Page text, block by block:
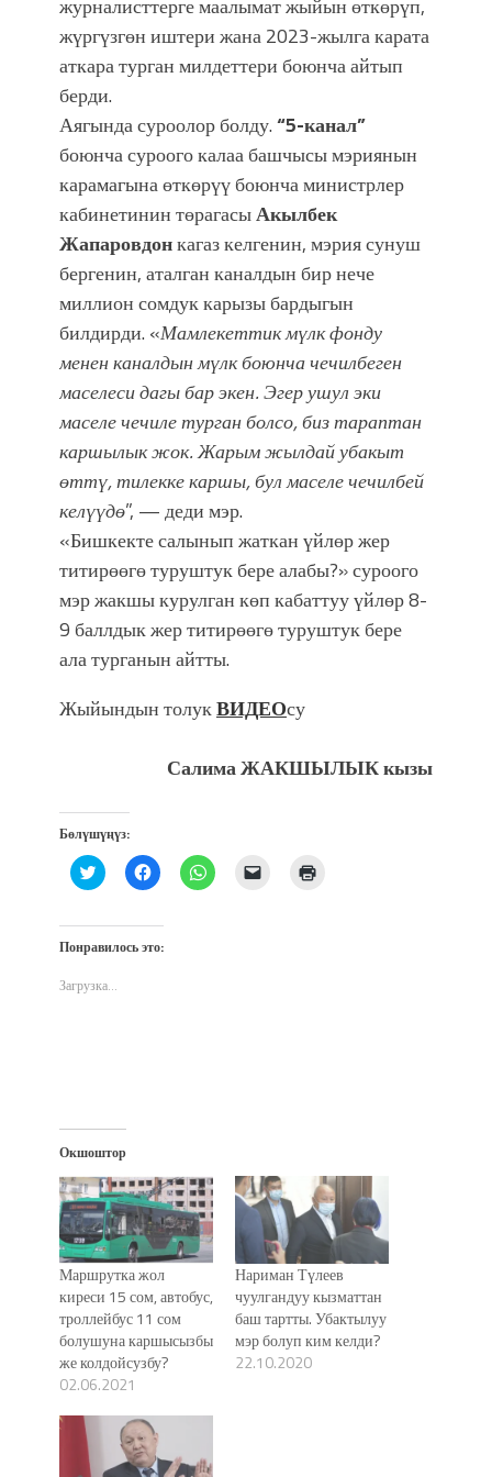
Park'ка 30 миң адам чогулду
журналисттерге маалымат жыйын өткөрүп,
жүргүзгөн иштери жана 2023-жылга карата
аткара турган милдеттери боюнча айтып
берди.
Аягында суроолор болду.“5-канал”
боюнча суроого калаа башчысы мэриянын
карамагына өткөрүү боюнча министрлер
кабинетинин төрагасыАкылбек
Жапаровдонкагаз келгенин, мэрия сунуш
бергенин, аталган каналдын бир нече
миллион сомдук карызы бардыгын
билдирди. «Мамлекеттик мүлк фонду
менен каналдын мүлк боюнча чечилбеген
маселеси дагы бар экен. Эгер ушул эки
маселе чечиле турган болсо, биз тараптан
каршылык жок. Жарым жылдай убакыт
өттү, тилекке каршы, бул маселе чечилбей
келүүдө”, — деди мэр.
«Бишкекте салынып жаткан үйлөр жер
титирөөгө туруштук бере алабы?» суроого
мэр жакшы курулган көп кабаттуу үйлөр 8-
9 баллдык жер титирөөгө туруштук бере
ала турганын айтты.
Жыйындын толукВИДЕОсу
Салима ЖАКШЫЛЫК кызы
Бөлүшүңүз:
Нажмите,
чтобы
Twitter
(Открывается
в
окне)
Нажмите,
чтобы
Facebook
(Открывается
в
Нажмите,
чтобы
Послать
ссылку
Понравилось это:
Загрузка...
Окшоштор
Маршрутка жол
киреси 15 сом, автобус,
троллейбус 11 сом
болушуна каршысызбы
же колдойсузбу?
02.06.2021
Нариман Түлеев
чуулгандуу кызматтан
баш тартты. Убактылуу
мэр болуп ким келди?
22.10.2020